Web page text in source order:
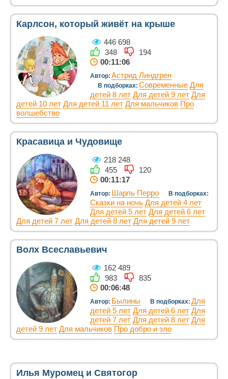
Карлсон, который живёт на крыше
446 698
348
194
00:11:06
Автор: Астрид Линдгрен
В подборках: Современные Для
детей 8 лет Для детей 9 лет Для
детей 10 лет Для детей 11 лет Для мальчиков Про
волшебство
Красавица и Чудовище
218 248
455
120
00:11:17
Автор: Шарль Перро В подборках:
Сказки на ночь Для детей 4 лет
Для детей 5 лет Для детей 6 лет
Для детей 7 лет Для детей 8 лет Для детей 9 лет
Волх Всеславьевич
162 489
983
835
00:06:48
Автор: Былины В подборках: Для
детей 5 лет Для детей 6 лет Для
детей 7 лет Для детей 8 лет Для
детей 9 лет Для мальчиков Про добро и зло
Илья Муромец и Святогор